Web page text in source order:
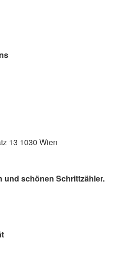
13 1030 Wien
und schönen Schrittzähler.